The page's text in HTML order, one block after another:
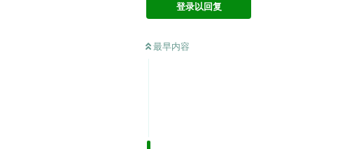
登录以回复
最早内容